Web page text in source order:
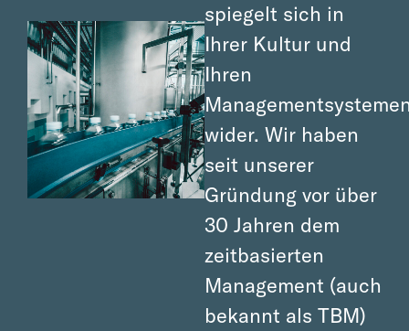
spiegelt sich in
Ihrer Kultur und
Ihren
wider. Wir haben
seit unserer
Gründung vor über
30 Jahren dem
zeitbasierten
Management (auch
bekannt als TBM)